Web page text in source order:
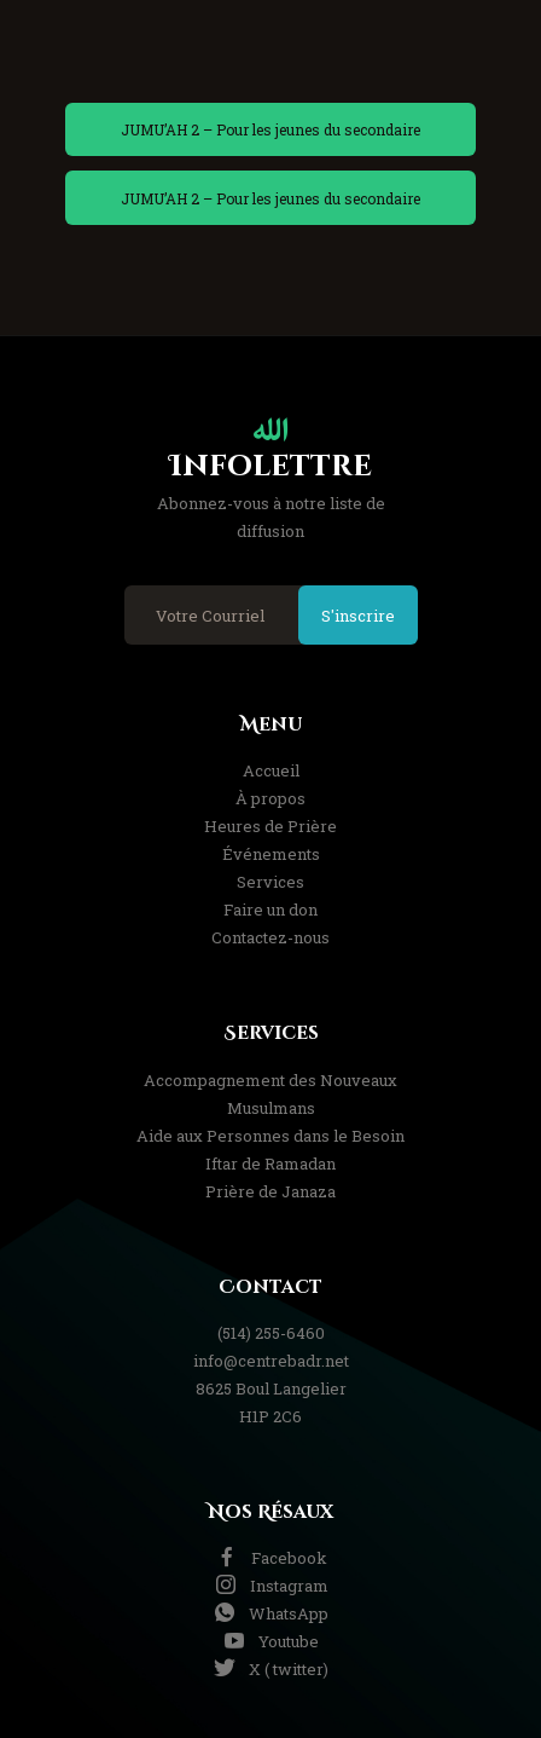
JUMU’AH 2 – Pour les jeunes du secondaire
JUMU’AH 2 – Pour les jeunes du secondaire
Infolettre
Abonnez-vous à notre liste de
diffusion
S'inscrire
Menu
Accueil
À propos
Heures de Prière
Événements
Services
Faire un don
Contactez-nous
Services
Accompagnement des Nouveaux
Musulmans
Aide aux Personnes dans le Besoin
Iftar de Ramadan
Prière de Janaza
Contact
(514) 255-6460
info@centrebadr.net
8625 Boul Langelier
H1P 2C6
Nos Résaux
Facebook
Instagram
WhatsApp
Youtube
X ( twitter)